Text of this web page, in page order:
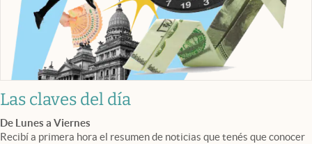
Las claves del día
De Lunes a Viernes
Recibí a primera hora el resumen de noticias que tenés que conocer